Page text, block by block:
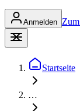
Anmelden
Startseite
…